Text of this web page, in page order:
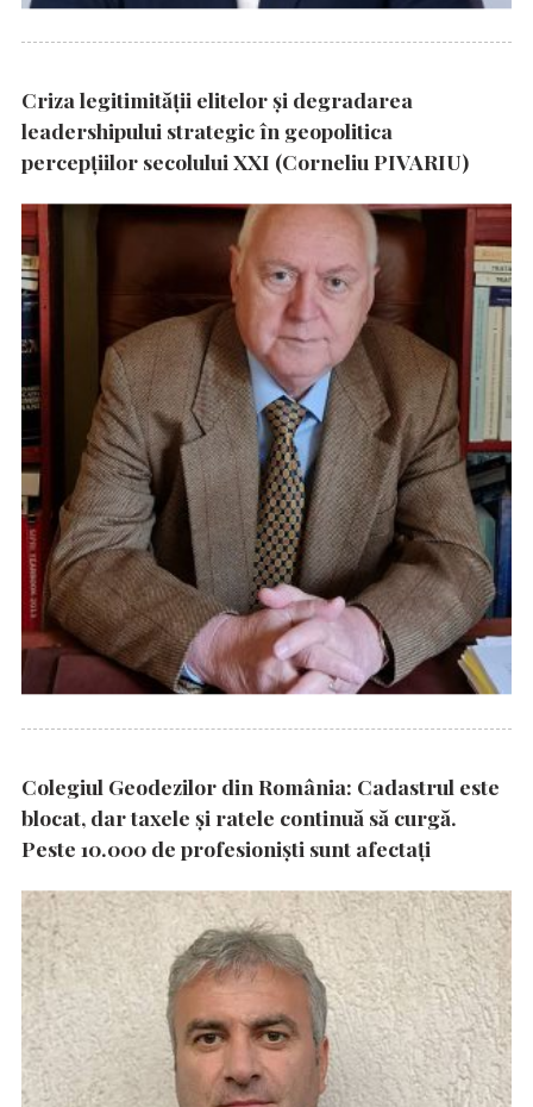
Criza legitimității elitelor și degradarea
leadershipului strategic în geopolitica
percepțiilor secolului XXI (Corneliu PIVARIU)
Colegiul Geodezilor din România: Cadastrul este
blocat, dar taxele și ratele continuă să curgă.
Peste 10.000 de profesioniști sunt afectați